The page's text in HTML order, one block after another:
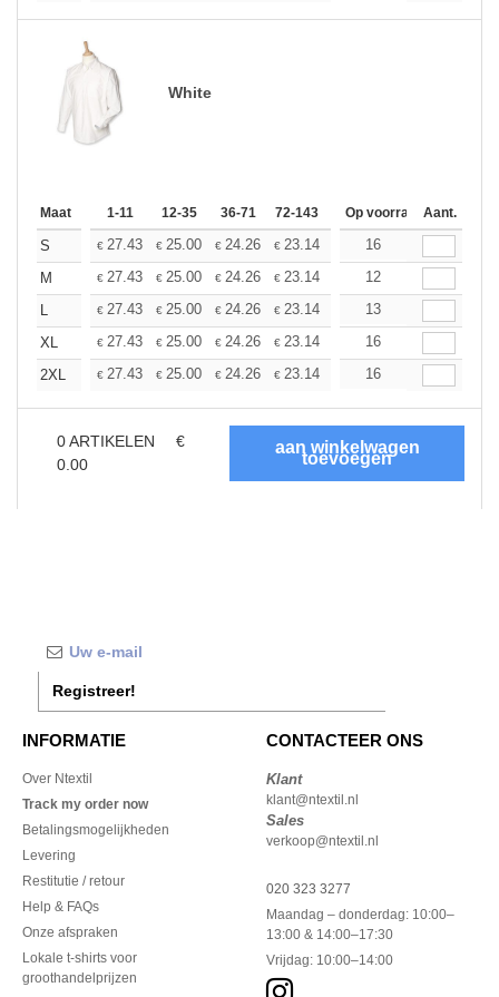
White
Maat 1-11 12-35 36-71 72-143 144-287 288 + Meer
Op voorraadAant.
S € 27.43 € 25.00 € 24.26 € 23.14 21.83
16
M
€ 27.43 € 25.00 € 24.26 € 23.14 21.83
12
L
€ 27.43 € 25.00 € 24.26 € 23.14 21.83
13
XL
€ 27.43 € 25.00 € 24.26 € 23.14 21.83
16
2XL
€ 27.43 € 25.00 € 24.26 € 23.14 21.83
16
0ARTIKELEN
€
0.00
Registreer!
INFORMATIE
Over Ntextil
Track my order now
Betalingsmogelijkheden
Levering
Restitutie / retour
Help & FAQs
Onze afspraken
Lokale t-shirts voor
groothandelprijzen
CONTACTEER ONS
Klant
klant@ntextil.nl
Sales
verkoop@ntextil.nl
020 323 3277
Maandag – donderdag: 10:00–
13:00 & 14:00–17:30
Vrijdag: 10:00–14:00